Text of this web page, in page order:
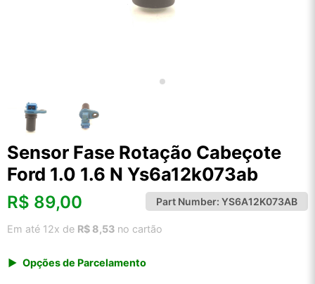
Sensor Fase Rotação Cabeçote
Ford 1.0 1.6 N Ys6a12k073ab
R$ 89,00 Part Number: YS6A12K073AB
Em até 12x de R$ 8,53 no cartão
Opções de Parcelamento